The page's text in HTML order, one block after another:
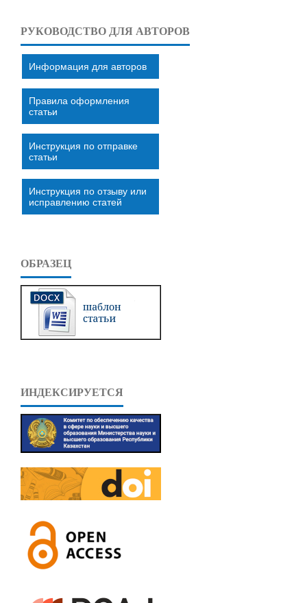
РУКОВОДСТВО ДЛЯ АВТОРОВ
Информация для авторов
Правила оформления
статьи
Инструкция по отправке
статьи
Инструкция по отзыву или
исправлению статей
ОБРАЗЕЦ
ИНДЕКСИРУЕТСЯ